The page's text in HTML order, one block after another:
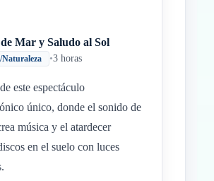
Mar y Saludo al Sol
•3 horas
este espectáculo
único, donde el sonido de
música y el atardecer
en el suelo con luces